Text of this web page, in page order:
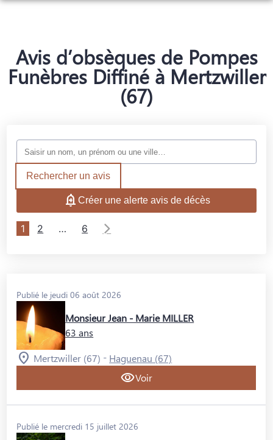
NOS AGENCES
NOS CHAMBRES FUNERAIRES
MERTZWILLER
Avis d’obsèques de Pompes
Funèbres Diffiné à Mertzwiller
(67)
Rechercher un avis
Créer une alerte avis de décès
1 2 … 6
Publié le jeudi 06 août 2026
Monsieur Jean - Marie MILLER
63 ans
Mertzwiller (67) - Haguenau (67)
Voir
Publié le mercredi 15 juillet 2026